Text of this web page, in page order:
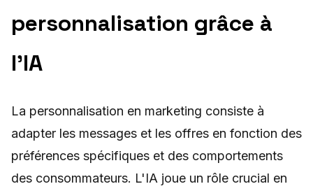
personnalisation grâce à
l'IA
La personnalisation en marketing consiste à
adapter les messages et les offres en fonction des
préférences spécifiques et des comportements
des consommateurs. L'IA joue un rôle crucial en